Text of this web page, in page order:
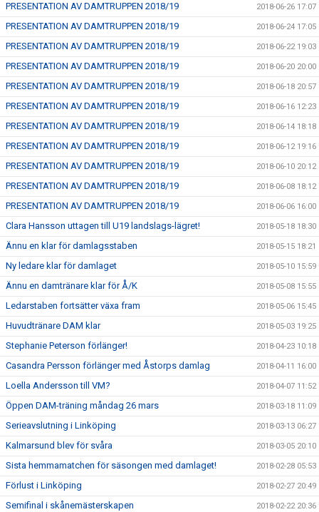
PRESENTATION AV DAMTRUPPEN 2018/19 2018-06-26 17:07
PRESENTATION AV DAMTRUPPEN 2018/19 2018-06-24 17:05
PRESENTATION AV DAMTRUPPEN 2018/19 2018-06-22 19:03
PRESENTATION AV DAMTRUPPEN 2018/19 2018-06-20 20:00
PRESENTATION AV DAMTRUPPEN 2018/19 2018-06-18 20:57
PRESENTATION AV DAMTRUPPEN 2018/19 2018-06-16 12:23
PRESENTATION AV DAMTRUPPEN 2018/19 2018-06-14 18:18
PRESENTATION AV DAMTRUPPEN 2018/19 2018-06-12 19:16
PRESENTATION AV DAMTRUPPEN 2018/19 2018-06-10 20:12
PRESENTATION AV DAMTRUPPEN 2018/19 2018-06-08 18:12
PRESENTATION AV DAMTRUPPEN 2018/19 2018-06-06 16:00
Clara Hansson uttagen till U19 landslags-lägret! 2018-05-18 18:30
Ännu en klar för damlagsstaben 2018-05-15 18:21
Ny ledare klar för damlaget 2018-05-10 15:59
Ännu en damtränare klar för Å/K 2018-05-08 15:55
Ledarstaben fortsätter växa fram 2018-05-06 15:45
Huvudtränare DAM klar 2018-05-03 19:25
Stephanie Peterson förlänger! 2018-04-23 10:18
Casandra Persson förlänger med Åstorps damlag 2018-04-11 16:00
Loella Andersson till VM? 2018-04-07 11:52
Öppen DAM-träning måndag 26 mars 2018-03-18 11:09
Serieavslutning i Linköping 2018-03-13 06:27
Kalmarsund blev för svåra 2018-03-05 20:10
Sista hemmamatchen för säsongen med damlaget! 2018-02-28 05:53
Förlust i Linköping 2018-02-27 20:49
Semifinal i skånemästerskapen 2018-02-22 20:36